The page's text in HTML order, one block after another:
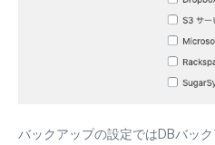
バックアップの設定ではDBバッ